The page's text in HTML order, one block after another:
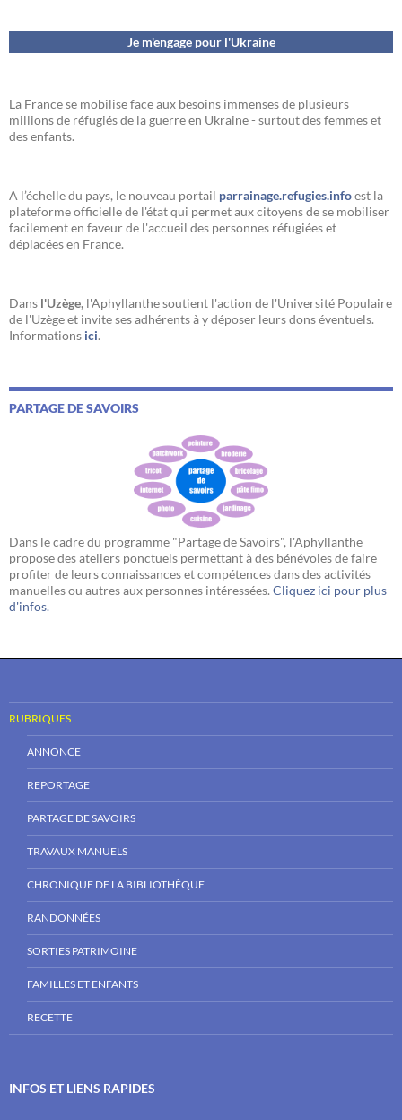
Je m'engage pour l'Ukraine
La France se mobilise face aux besoins immenses de plusieurs
millions de réfugiés de la guerre en Ukraine - surtout des femmes et
des enfants.
A l’échelle du pays, le nouveau portail parrainage.refugies.infoest la
plateforme officielle de l'état qui permet aux citoyens de se mobiliser
facilement en faveur de l'accueil des personnes réfugiées et
déplacées en France.
Dans l'Uzège, l'Aphyllanthe soutient l'action de l'Université Populaire
de l'Uzège et invite ses adhérents à y déposer leurs dons éventuels.
Informations ici.
PARTAGE DE SAVOIRS
Dans le cadre du programme "Partage de Savoirs", l'Aphyllanthe
propose des ateliers ponctuels permettant à des bénévoles de faire
profiter de leurs connaissances et compétences dans des activités
manuelles ou autres aux personnes intéressées. Cliquez ici pour plus
d'infos.
RUBRIQUES
ANNONCE
REPORTAGE
PARTAGE DE SAVOIRS
TRAVAUX MANUELS
CHRONIQUE DE LA BIBLIOTHÈQUE
RANDONNÉES
SORTIES PATRIMOINE
FAMILLES ET ENFANTS
RECETTE
INFOS ET LIENS RAPIDES